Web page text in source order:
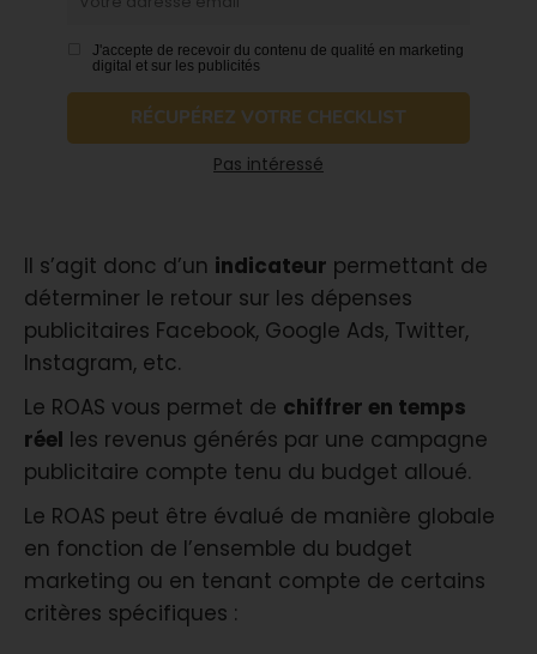
J'accepte de recevoir du contenu de qualité en marketing
digital et sur les publicités
RÉCUPÉREZ VOTRE CHECKLIST
Pas intéressé
Il s’agit donc d’un indicateur permettant de
déterminer le retour sur les dépenses
publicitaires Facebook, Google Ads, Twitter,
Instagram, etc.
Le ROAS vous permet de chiffrer en temps
réel les revenus générés par une campagne
publicitaire compte tenu du budget alloué.
Le ROAS peut être évalué de manière globale
en fonction de l’ensemble du budget
marketing ou en tenant compte de certains
critères spécifiques :